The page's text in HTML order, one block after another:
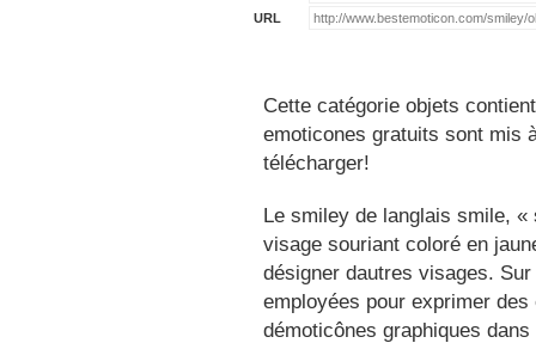
URL
Cette catégorie objets
emoticones gratuits sont mis
télécharger!
Le smiley de langlais smile,
visage souriant coloré en
désigner dautres visages.
employées pour exprimer
démoticônes graphiques